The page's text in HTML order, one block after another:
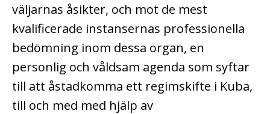
väljarnas åsikter, och mot de mest
kvalificerade instansernas professionella
bedömning inom dessa organ, en
personlig och våldsam agenda som syftar
till att åstadkomma ett regimskifte i Kuba,
till och med med hjälp av